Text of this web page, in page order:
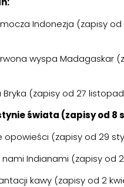
Indonezja (zapisy od
wyspa Madagaskar
Bryka (zapisy od 27
świata (zapisy od 8
opowieści (zapisy od 29
Indianami (zapisy od
kawy (zapisy od 2